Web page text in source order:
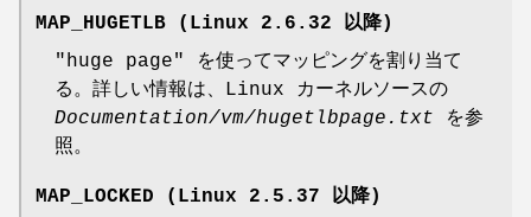
MAP_HUGETLB (Linux 2.6.32 以降)
"huge page" を使ってマッピングを割り当て
る。詳しい情報は、Linux カーネルソースの
Documentation/vm/hugetlbpage.txt を参
照。
MAP_LOCKED (Linux 2.5.37 以降)